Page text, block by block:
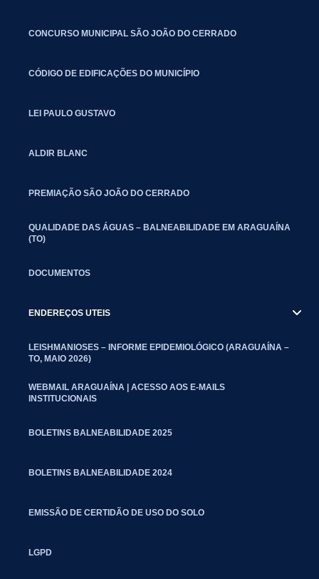
CONCURSO MUNICIPAL SÃO JOÃO DO CERRADO
CÓDIGO DE EDIFICAÇÕES DO MUNICÍPIO
LEI PAULO GUSTAVO
ALDIR BLANC
PREMIAÇÃO SÃO JOÃO DO CERRADO
QUALIDADE DAS ÁGUAS – BALNEABILIDADE EM ARAGUAÍNA
(TO)
DOCUMENTOS
ENDEREÇOS UTEIS
LEISHMANIOSES – INFORME EPIDEMIOLÓGICO (ARAGUAÍNA –
TO, MAIO 2026)
WEBMAIL ARAGUAÍNA | ACESSO AOS E-MAILS
INSTITUCIONAIS
BOLETINS BALNEABILIDADE 2025
BOLETINS BALNEABILIDADE 2024
EMISSÃO DE CERTIDÃO DE USO DO SOLO
LGPD